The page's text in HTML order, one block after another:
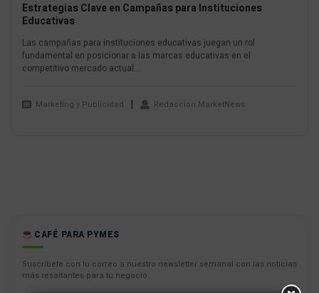
Estrategias Clave en Campañas para Instituciones
Educativas
Las campañas para instituciones educativas juegan un rol
fundamental en posicionar a las marcas educativas en el
competitivo mercado actual....
Marketing y Publicidad Redaccion MarketNews
CAFÉ PARA PYMES
Suscríbete con tu correo a nuestro newsletter semanal con las noticias
más resaltantes para tu negocio.